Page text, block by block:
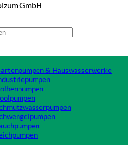
GmbH
& Hauswasserwerke